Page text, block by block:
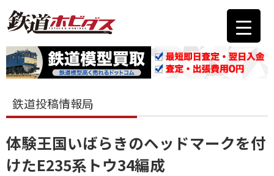
鉄道投稿情報局
体験王国いばらきのヘッドマークを付
けたE235系トウ34編成